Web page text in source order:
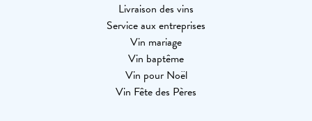
Livraison des vins
Service aux entreprises
Vin mariage
Vin baptême
Vin pour Noël
Vin Fête des Pères